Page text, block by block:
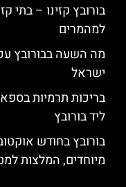
בורובץ קזינו – בתי
למהמרים
מה השעה בבורובץ
ישראל
ליד בורובץ
בורובץ בחודש
מיוחדים, המלצות